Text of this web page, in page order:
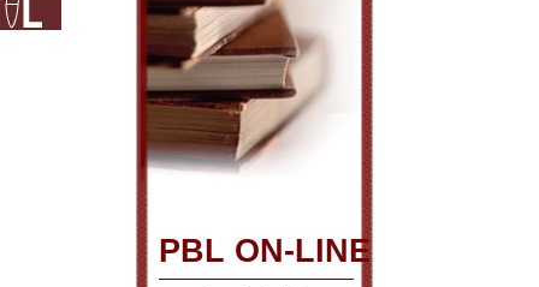
PBL ON-LINE